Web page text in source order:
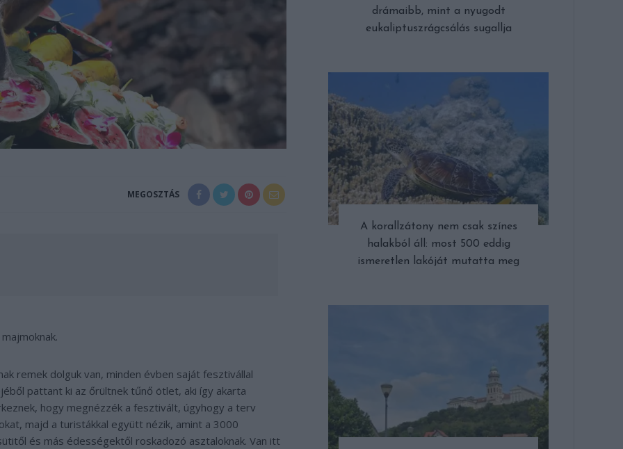
MEGOSZTÁS
remek dolguk van, minden évben saját fesztivállal
pattant ki az őrültnek tűnő ötlet, aki így akarta
hogy megnézzék a fesztivált, úgyhogy a terv
majd a turistákkal együtt nézik, amint a 3000
és más édességektől roskadozó asztaloknak. Van itt
drámaibb, mint a nyugodt
eukaliptuszrágcsálás sugallja
A korallzátony nem csak színes
halakból áll: most 500 eddig
ismeretlen lakóját mutatta meg